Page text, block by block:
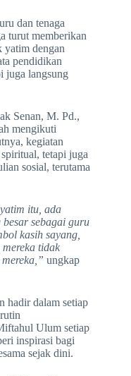
dan tenaga
turut memberikan
yatim dengan
pendidikan
juga langsung
Senan, M. Pd.,
mengikuti
kegiatan
tetapi juga
sosial, terutama
itu, ada
sebagai guru
kasih sayang,
tidak
ungkap
hadir dalam setiap
Ulum setiap
inspirasi bagi
sejak dini.